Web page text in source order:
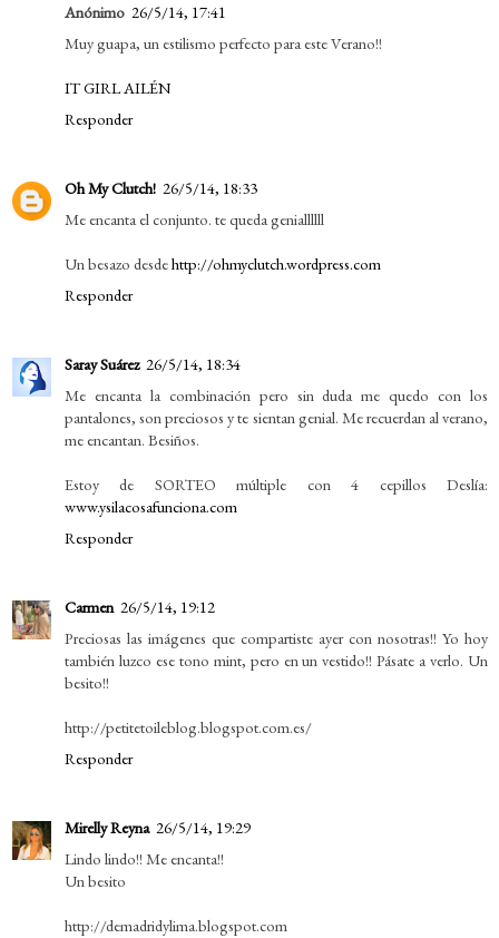
Anónimo 26/5/14, 17:41
Muy guapa, un estilismo perfecto para este Verano!!
IT GIRL AILÉN
Responder
Oh My Clutch! 26/5/14, 18:33
Me encanta el conjunto. te queda geniallllll
Un besazo desdehttp://ohmyclutch.wordpress.com
Responder
Saray Suárez 26/5/14, 18:34
Me encanta la combinación pero sin duda me quedo con los
pantalones, son preciosos y te sientan genial. Me recuerdan al verano,
me encantan. Besiños.
Estoy de SORTEO múltiple con 4 cepillos Deslía:
www.ysilacosafunciona.com
Responder
Carmen 26/5/14, 19:12
Preciosas las imágenes que compartiste ayer con nosotras!! Yo hoy
también luzco ese tono mint, pero en un vestido!! Pásate a verlo. Un
besito!!
http://petitetoileblog.blogspot.com.es/
Responder
Mirelly Reyna 26/5/14, 19:29
Lindo lindo!! Me encanta!!
Un besito
http://demadridylima.blogspot.com